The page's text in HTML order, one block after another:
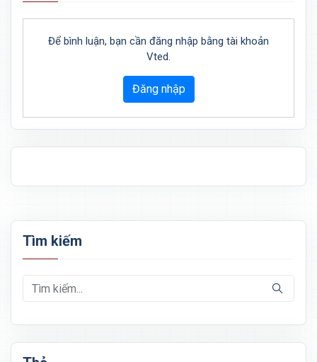
Để bình luận, bạn cần đăng nhập bằng tài khoản
Vted.
Đăng nhập
Tìm kiếm